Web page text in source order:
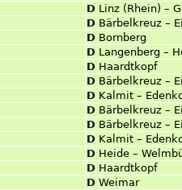
D Linz (Rhein) –
D Bärbelkreuz –
D Bornberg
D Langenberg –
D Haardtkopf
D Bärbelkreuz –
D Kalmit –
D Bärbelkreuz –
D Bärbelkreuz –
D Kalmit –
D Heide –
D Haardtkopf
D Weimar